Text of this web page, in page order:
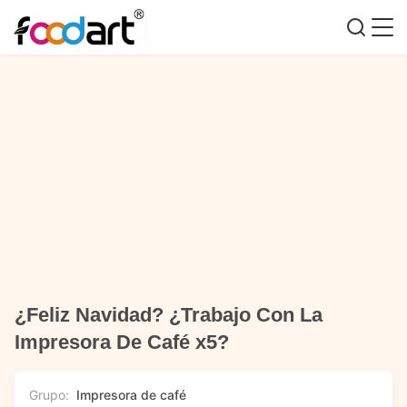
¿Feliz Navidad? ¿Trabajo Con La
Impresora De Café x5?
Grupo: Impresora de café